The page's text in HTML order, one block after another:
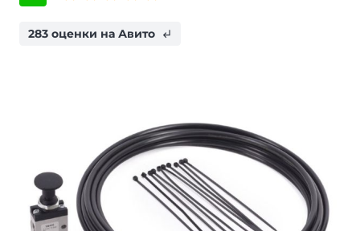
283 оценки на Авито subdirectory_arrow_left